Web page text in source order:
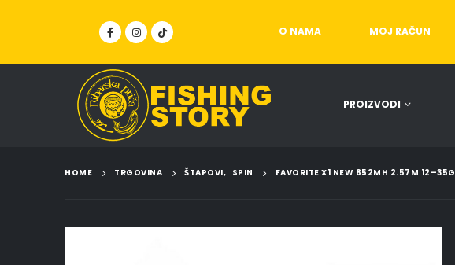
O NAMA MOJ RAČUN
PROIZVODI
HOME TRGOVINA ŠTAPOVI, SPIN FAVORITE X1 NEW 852MH 2.57M 12–35G